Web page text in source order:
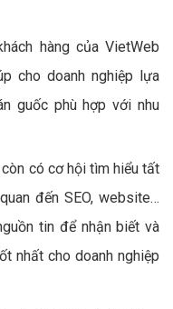
hàng của VietWeb
cho doanh nghiệp lựa
guốc phù hợp với nhu
có cơ hội tìm hiểu tất
đến SEO, website…
tin để nhận biết và
nhất cho doanh nghiệp